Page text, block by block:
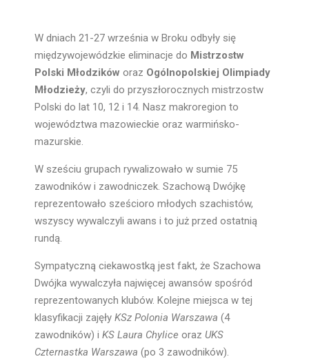
W dniach 21-27 września w Broku odbyły się
międzywojewódzkie eliminacje do Mistrzostw
Polski Młodzików oraz Ogólnopolskiej Olimpiady
Młodzieży, czyli do przyszłorocznych mistrzostw
Polski do lat 10, 12 i 14. Nasz makroregion to
województwa mazowieckie oraz warmińsko-
mazurskie.
W sześciu grupach rywalizowało w sumie 75
zawodników i zawodniczek. Szachową Dwójkę
reprezentowało sześcioro młodych szachistów,
wszyscy wywalczyli awans i to już przed ostatnią
rundą.
Sympatyczną ciekawostką jest fakt, że Szachowa
Dwójka wywalczyła najwięcej awansów spośród
reprezentowanych klubów. Kolejne miejsca w tej
klasyfikacji zajęły KSz Polonia Warszawa (4
zawodników) i KS Laura Chylice oraz UKS
Czternastka Warszawa (po 3 zawodników).